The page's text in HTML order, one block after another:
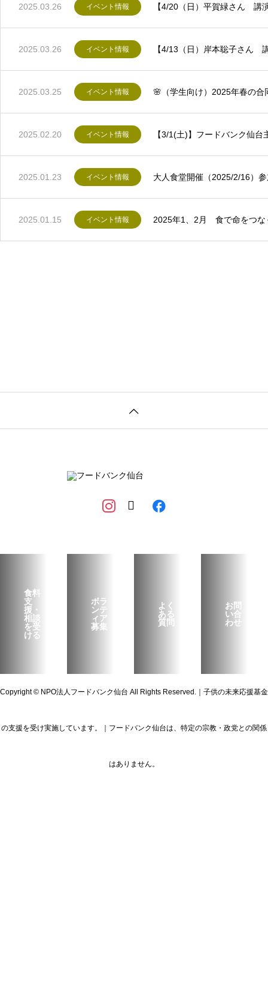
2025.03.26 イベント情報 【4/20（日）平賀緑さん 講
2025.03.26 イベント情報 【4/13（日）岸本聡子さん
2025.03.25 イベント情報 🌸（学生向け）2025年春の合
2025.02.20 イベント情報 【3/1(土)】フードバンク仙
2025.01.23 イベント情報 大人食堂開催（2025/2/16）
2025.01.15 イベント情報 2025年1、2月 食で命をつな
食料
支
援・
相談
を受
ける
ボラ
ンテ
ィア
募集
よく
ある
質問
お問
い合
わせ
Copyright © NPO法人フードバンク仙台 All Rights Reserved.｜子供の未来応援基金
の支援を受け実施しています。｜フードバンク仙台は、特定の宗教・政党との関係
はありません。